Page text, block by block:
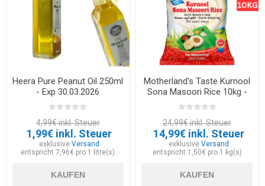
Heera Pure Peanut Oil 250ml
- Exp 30.03.2026
4,99€ inkl. Steuer
1,99€ inkl. Steuer
exklusiveVersand
entspricht 7,96€ pro 1 litre(s)
KAUFEN
Motherland's Taste Kurnool
Sona Masoori Rice 10kg -
EXP 30.06.2026
24,99€ inkl. Steuer
14,99€ inkl. Steuer
exklusive Versand
entspricht 1,50€ pro 1 kg(s)
KAUFEN